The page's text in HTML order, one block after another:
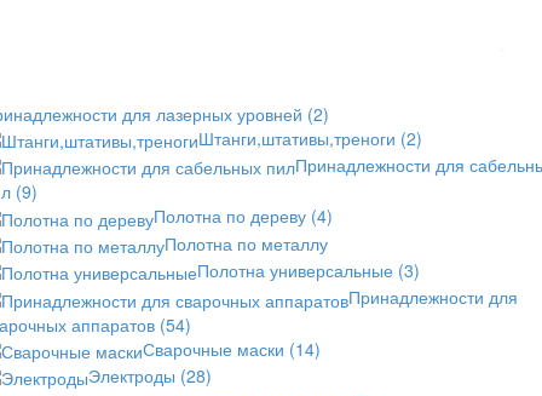
для лазерных уровней (2)
Штанги,штативы,треноги (2)
Принадлежности для
(9)
Полотна по дереву (4)
Полотна по металлу
Полотна универсальные (3)
Принадлежности для
аппаратов (54)
Сварочные маски (14)
Электроды (28)